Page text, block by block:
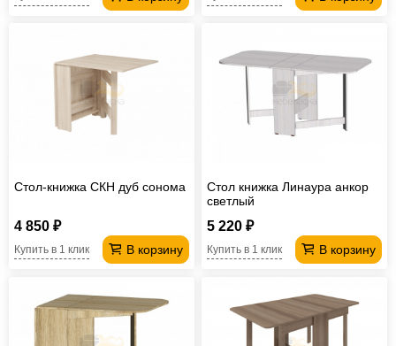
Стол-книжка СКН дуб сонома
4 850 ₽
В корзину
Купить в 1 клик
Стол книжка Линаура анкор
светлый
5 220 ₽
В корзину
Купить в 1 клик